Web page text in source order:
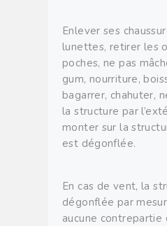
Enlever ses
lunettes, retirer les
poches, ne pas
gum, nourriture,
bagarrer, chahuter,
la structure par
monter sur la
est dégonflée.
En cas de vent, la
dégonflée par
aucune contrepartie